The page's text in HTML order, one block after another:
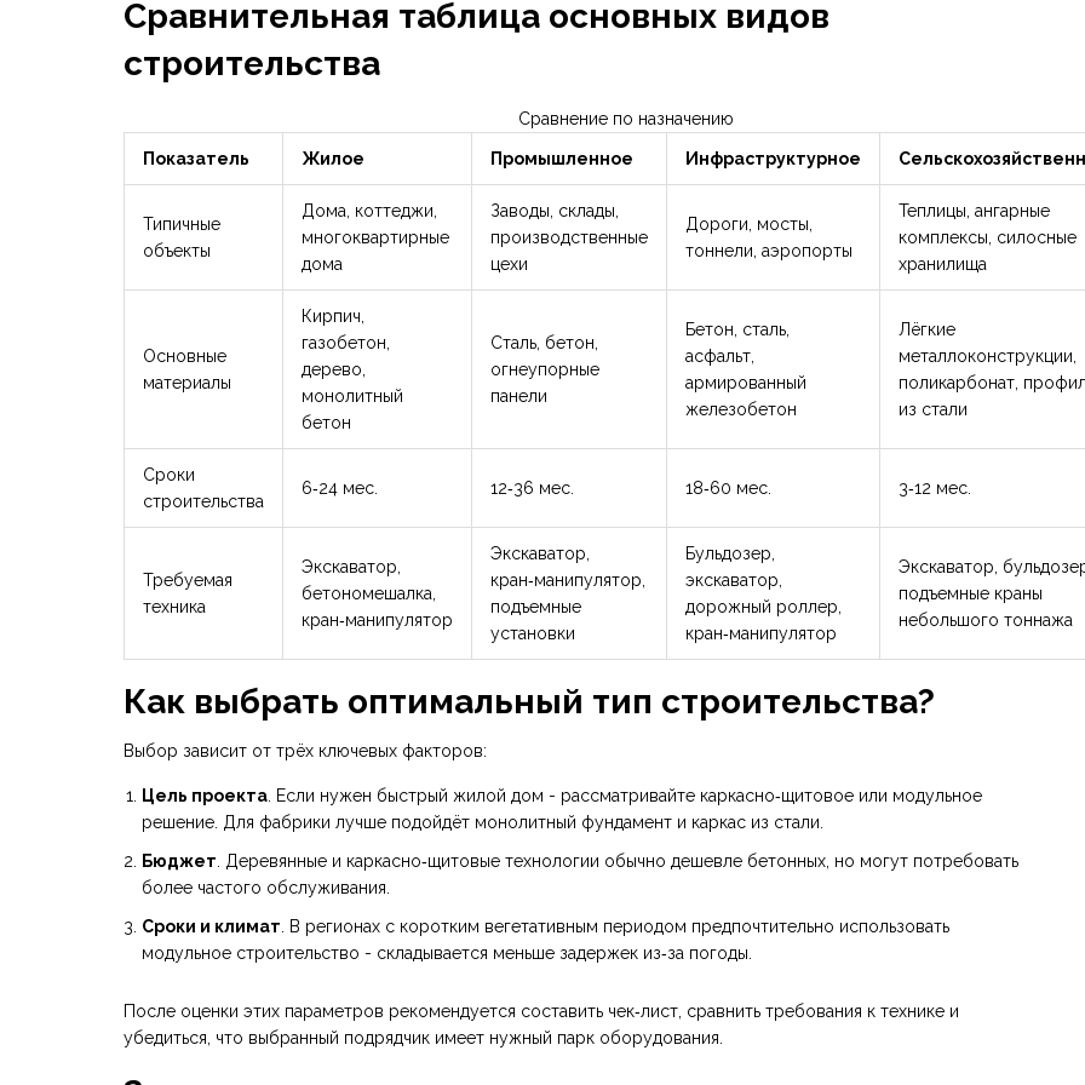
Сравнительная таблица основных видов
строительства
Сравнение по назначению
Показатель Жилое Промышленное Инфраструктурное
Типичные
объекты
Дома, коттеджи,
многоквартирные
дома
Заводы, склады,
производственные
цехи
Дороги, мосты,
тоннели, аэропорты
Теплицы, ангарные
комплексы, силосные
хранилища
Основные
материалы
Кирпич,
газобетон,
дерево,
монолитный
бетон
Сталь, бетон,
огнеупорные
панели
Бетон, сталь,
асфальт,
армированный
железобетон
Лёгкие
металлоконструкции,
поликарбонат,
из стали
Сроки
строительства
6‑24 мес. 12‑36 мес. 18‑60 мес. 3‑12 мес.
Требуемая
техника
Экскаватор,
бетономешалка,
кран‑манипулятор
Экскаватор,
кран‑манипулятор,
подъемные
установки
Бульдозер,
экскаватор,
дорожный роллер,
кран‑манипулятор
Экскаватор,
подъемные краны
небольшого тоннажа
Как выбрать оптимальный тип строительства?
Выбор зависит от трёх ключевых факторов:
Цель проекта . Если нужен быстрый жилой дом - рассматривайте каркасно‑щитовое или модульное
решение. Для фабрики лучше подойдёт монолитный фундамент и каркас из стали.
Бюджет . Деревянные и каркасно‑щитовые технологии обычно дешевле бетонных, но могут потребовать
более частого обслуживания.
Сроки и климат . В регионах с коротким вегетативным периодом предпочтительно использовать
модульное строительство - складывается меньше задержек из‑за погоды.
После оценки этих параметров рекомендуется составить чек‑лист, сравнить требования к технике и
убедиться, что выбранный подрядчик имеет нужный парк оборудования.